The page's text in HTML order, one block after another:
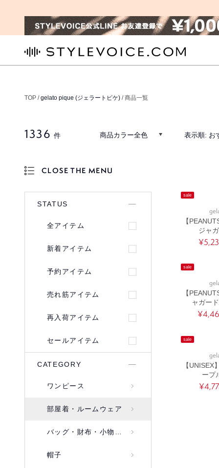
TOP /gelato pique (ジェラートピケ) / 商品一覧
1336 件 商品カラー全色 表示順: お
CLOSE THE MENU
STATUS
全アイテム
新着アイテム
予約アイテム
売れ筋アイテム
再入荷アイテム
セールアイテム
CATEGORY
ワンピース
部屋着・ルームウェア
バッグ・財布・小物入れ
帽子
sale
【
ジャ
sale
【
ャガー
sale
【UNISEX
ープ